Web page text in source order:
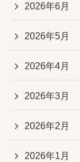
2026年6月
2026年5月
2026年4月
2026年3月
2026年2月
2026年1月